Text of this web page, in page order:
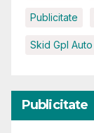
Publicitate
Skid Gpl Auto
Publicitate